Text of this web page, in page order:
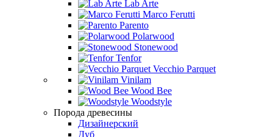
Lab Arte
Marco Ferutti
Parento
Polarwood
Stonewood
Tenfor
Vecchio Parquet
Vinilam
Wood Bee
Woodstyle
Порода древесины
Дизайнерский
Дуб